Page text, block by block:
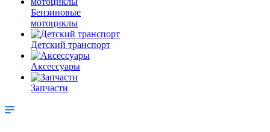
Бензиновые
мотоциклы
Детский транспорт
Аксессуары
Запчасти